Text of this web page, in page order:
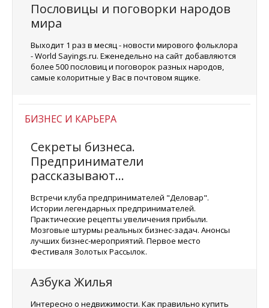
Пословицы и поговорки народов
мира
Выходит 1 раз в месяц - новости мирового фольклора
- World Sayings.ru. Еженедельно на сайт добавляются
более 500 пословиц и поговорок разных народов,
самые колоритные у Вас в почтовом ящике.
БИЗНЕС И КАРЬЕРА
Секреты бизнеса.
Предприниматели
рассказывают...
Встречи клуба предпринимателей "Деловар".
Истории легендарных предпринимателей.
Практические рецепты увеличения прибыли.
Мозговые штурмы реальных бизнес-задач. Анонсы
лучших бизнес-мероприятий. Первое место
Фестиваля Золотых Рассылок.
Азбука Жилья
Интересно о недвижимости. Как правильно купить